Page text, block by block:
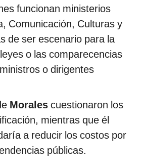
funcionan ministerios
Comunicación, Culturas y
de ser escenario para la
o las comparecencias
o dirigentes
Morales cuestionaron los
mientras que él
a reducir los costos por
públicas.